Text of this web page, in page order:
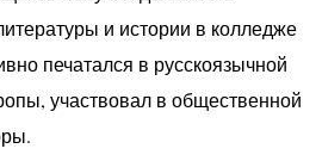
и истории в колледже
печатался в русскоязычной
участвовал в общественной